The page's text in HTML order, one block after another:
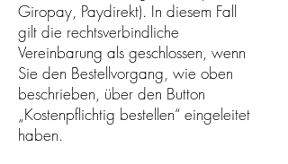
Giropay, Paydirekt). In diesem Fall
gilt die rechtsverbindliche
Vereinbarung als geschlossen, wenn
Sie den Bestellvorgang, wie oben
beschrieben, über den Button
„Kostenpflichtig bestellen“ eingeleitet
haben.